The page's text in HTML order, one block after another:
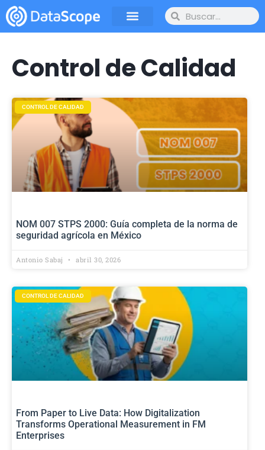
Control de Calidad
CONTROL DE CALIDAD
NOM 007 STPS 2000: Guía completa de la norma de
seguridad agrícola en México
Antonio Sabaj abril 30, 2026
CONTROL DE CALIDAD
From Paper to Live Data: How Digitalization
Transforms Operational Measurement in FM
Enterprises